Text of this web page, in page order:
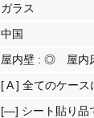
ガラス
中国
屋内壁 : ◎ 屋内
[ A ] 全てのケー
[―] シート貼り品